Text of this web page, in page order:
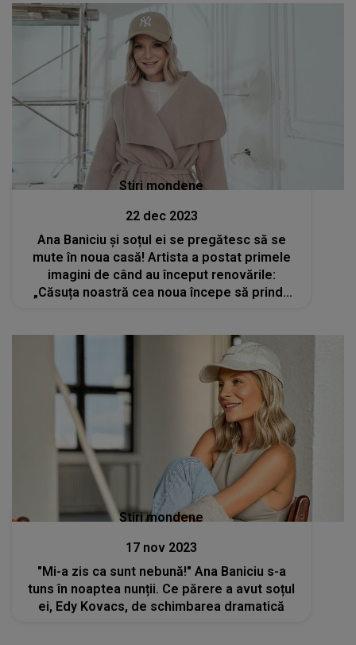
Stiri mondene
22 dec 2023
Ana Baniciu și soțul ei se pregătesc să se
mute în noua casă! Artista a postat primele
imagini de când au început renovările:
„Căsuța noastră cea noua începe să prindă
Stiri mondene
17 nov 2023
"Mi-a zis ca sunt nebună!" Ana Baniciu s-a
tuns în noaptea nunții. Ce părere a avut soțul
ei, Edy Kovacs, de schimbarea dramatică